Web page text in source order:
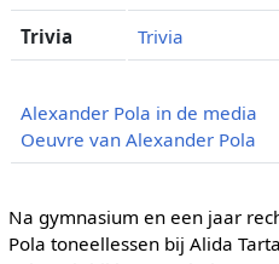
Trivia Trivia
Alexander Pola in de media
Oeuvre van Alexander Pola
Na gymnasium en een jaar
Pola toneellessen bij Alida